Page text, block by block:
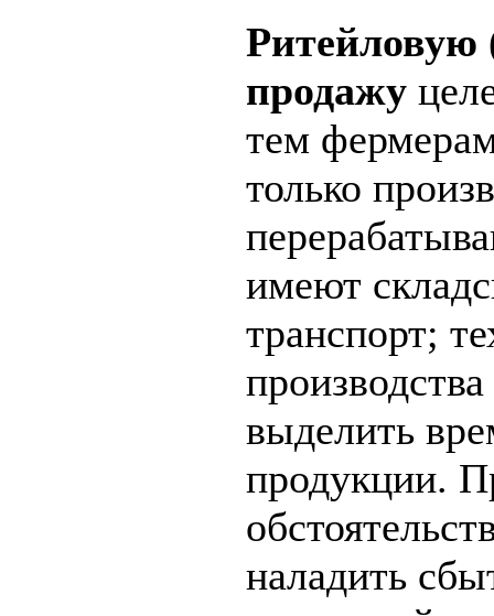
Ритейловую
продажу
тем
только
имеют
транспорт;
выделить
продукции.
наладить